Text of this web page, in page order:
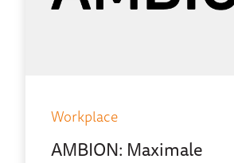
Workplace
AMBION: Maximale